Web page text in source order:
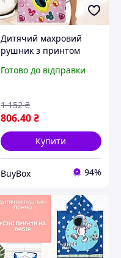
Дитячий махровий
рушник з принтом
дітей м'який рушник
рушник One size
Готово до відправки
806.40₴
1 152 ₴
Купити
BuyBox 94%